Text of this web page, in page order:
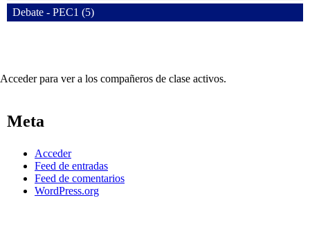
Debate - PEC1 (5)
Acceder para ver a los compañeros de clase activos.
Meta
Acceder
Feed de entradas
Feed de comentarios
WordPress.org